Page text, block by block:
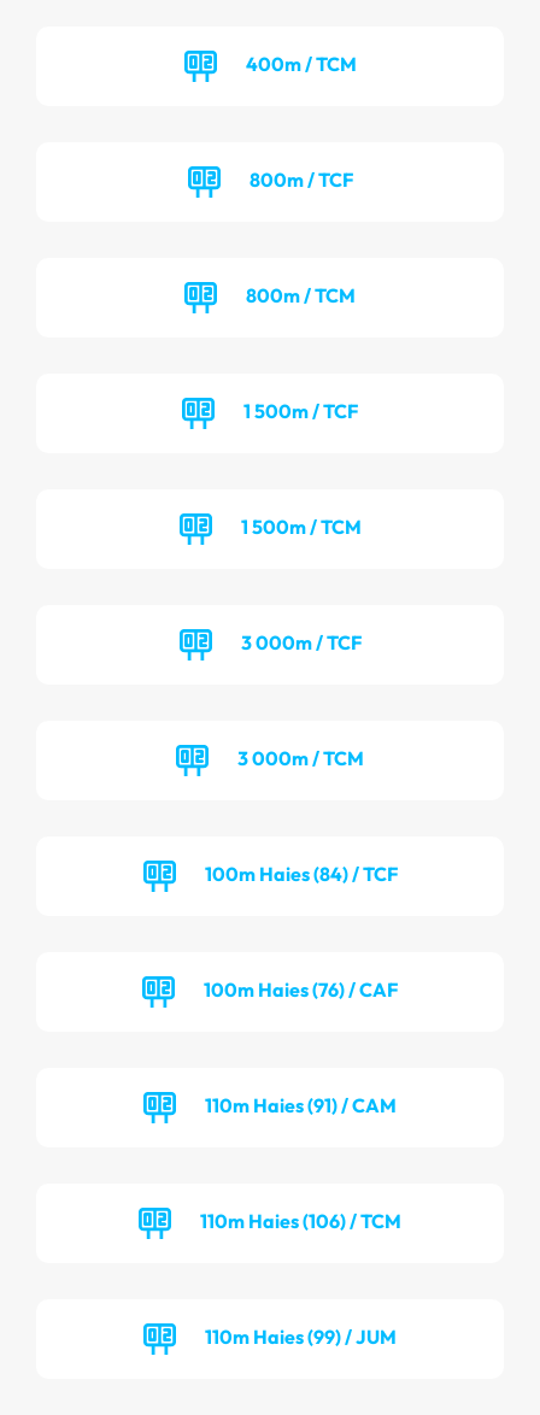
400m / TCM
800m / TCF
800m / TCM
1 500m / TCF
1 500m / TCM
3 000m / TCF
3 000m / TCM
100m Haies (84) / TCF
100m Haies (76) / CAF
110m Haies (91) / CAM
110m Haies (106) / TCM
110m Haies (99) / JUM